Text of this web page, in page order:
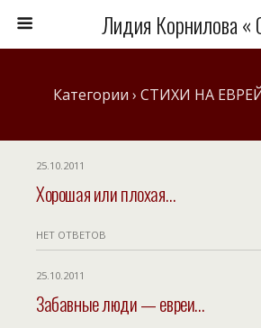
Лидия Корнилова «
Категории › СТИХИ НА
25.10.2011
Хорошая или плохая…
НЕТ ОТВЕТОВ
25.10.2011
Забавные люди — евреи…